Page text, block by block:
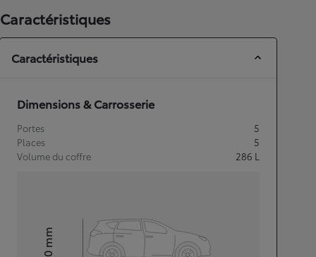
Caractéristiques
Caractéristiques
Dimensions & Carrosserie
Portes
5
Places
5
Volume du coffre
286 L
mm